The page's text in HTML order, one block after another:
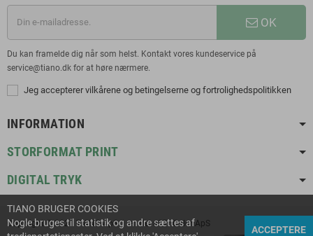
OK
Du kan framelde dig når som helst. Kontakt vores kundeservice på
service@tiano.dk for at høre nærmere.
Jeg accepterer vilkårene og betingelserne og fortrolighedspolitikken
INFORMATION
STORFORMAT PRINT
DIGITAL TRYK
Copyright © 2021 TIANO ApS | en del af TriColor ApS
TIANO BRUGER COOKIES
Nogle bruges til statistik og andre sættes af
ACCEPTERE